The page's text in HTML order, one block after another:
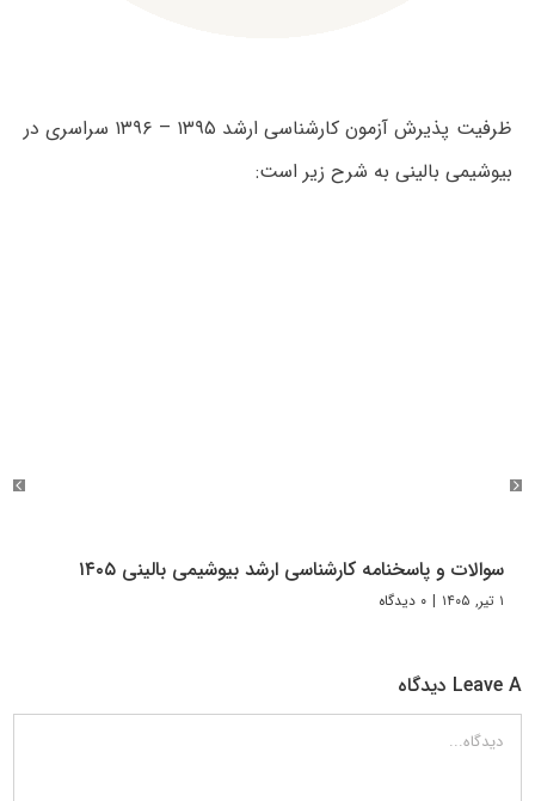
ظرفیت پذیرش آزمون کارشناسی ارشد ۱۳۹۵ – ۱۳۹۶ سراسری در
بیوشیمی بالینی به شرح زیر است:
سوالات و پاسخنامه کارشناسی ارشد بیوشیمی بالینی ۱۴۰۵
۱ تیر, ۱۴۰۵ | ۰ دیدگاه
Leave A دیدگاه
دیدگاه